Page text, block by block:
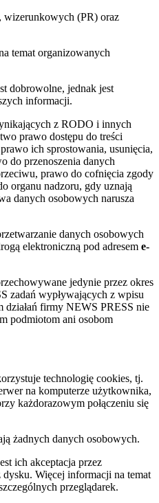
wizerunkowych (PR) oraz
temat organizowanych
dobrowolne, jednak jest
informacji.
z RODO i innych
prawo dostępu do treści
ich sprostowania, usunięcia,
do przenoszenia danych
prawo do cofnięcia zgody
organu nadzoru, gdy uznają
danych osobowych narusza
danych osobowych
elektroniczną pod adresem e-
jedynie przez okres
zadań wypływających z wpisu
działań firmy NEWS PRESS nie
podmiotom ani osobom
technologię cookies, tj.
na komputerze użytkownika,
każdorazowym połączeniu się
żadnych danych osobowych.
ich akceptacja przez
Więcej informacji na temat
przeglądarek.